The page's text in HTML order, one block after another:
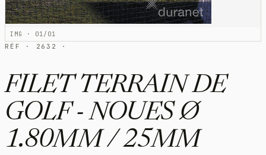
IMG · 01/01
RÉF · 2632 ·
FILET TERRAIN DE
GOLF - NOUES Ø
1.80MM / 25MM